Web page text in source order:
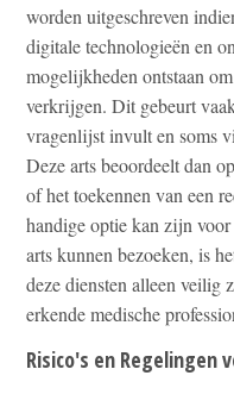
worden uitgeschreven
digitale technologieën en
mogelijkheden ontstaan
verkrijgen. Dit gebeurt
vragenlijst invult en soms
Deze arts beoordeelt dan
of het toekennen van een
handige optie kan zijn
arts kunnen bezoeken, is
deze diensten alleen veilig
erkende medische
Risico's en Regelingen